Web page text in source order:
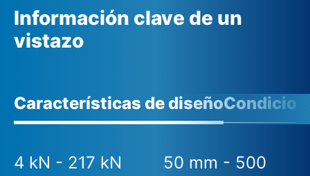
Información clave de un
vistazo
Características de diseño
4 kN - 217 kN
50 mm - 500